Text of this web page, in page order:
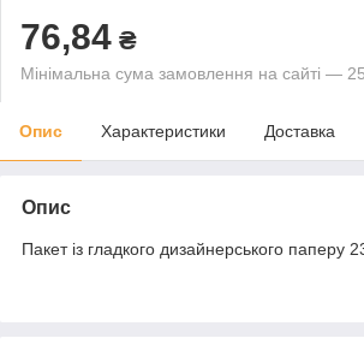
76,84 ₴
Мінімальна сума замовлення на сайті —
Опис Характеристики Доставка
Опис
Пакет із гладкого дизайнерського паперу